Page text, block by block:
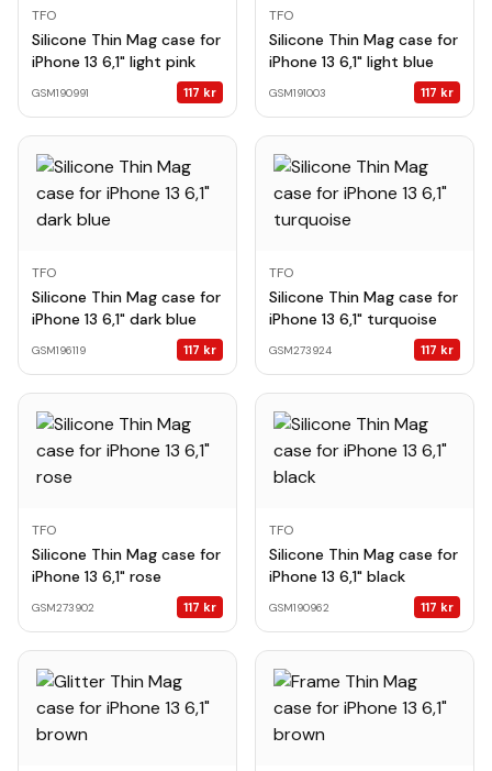
TFO
Silicone Thin Mag case for
iPhone 13 6,1" light pink
GSM190991 117 kr
TFO
Silicone Thin Mag case for
iPhone 13 6,1" light blue
GSM191003 117 kr
TFO
Silicone Thin Mag case for
iPhone 13 6,1" dark blue
GSM196119 117 kr
TFO
Silicone Thin Mag case for
iPhone 13 6,1" turquoise
GSM273924 117 kr
TFO
Silicone Thin Mag case for
iPhone 13 6,1" rose
GSM273902 117 kr
TFO
Silicone Thin Mag case for
iPhone 13 6,1" black
GSM190962 117 kr